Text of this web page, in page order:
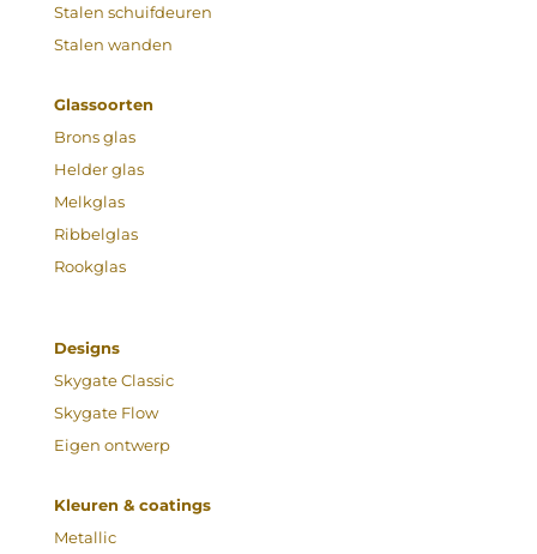
Stalen schuifdeuren
Stalen wanden
Glassoorten
Brons glas
Helder glas
Melkglas
Ribbelglas
Rookglas
Designs
Skygate Classic
Skygate Flow
Eigen ontwerp
Kleuren & coatings
Metallic